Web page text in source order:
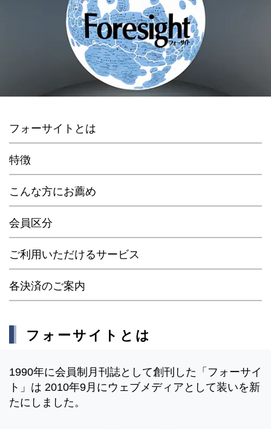
フォーサイトとは
特徴
こんな方にお薦め
会員区分
ご利用いただけるサービス
各決済のご案内
フォーサイトとは
1990年に会員制月刊誌として創刊した「フォーサイ
ト」は 2010年9月にウェブメディアとして装いを新
たにしました。